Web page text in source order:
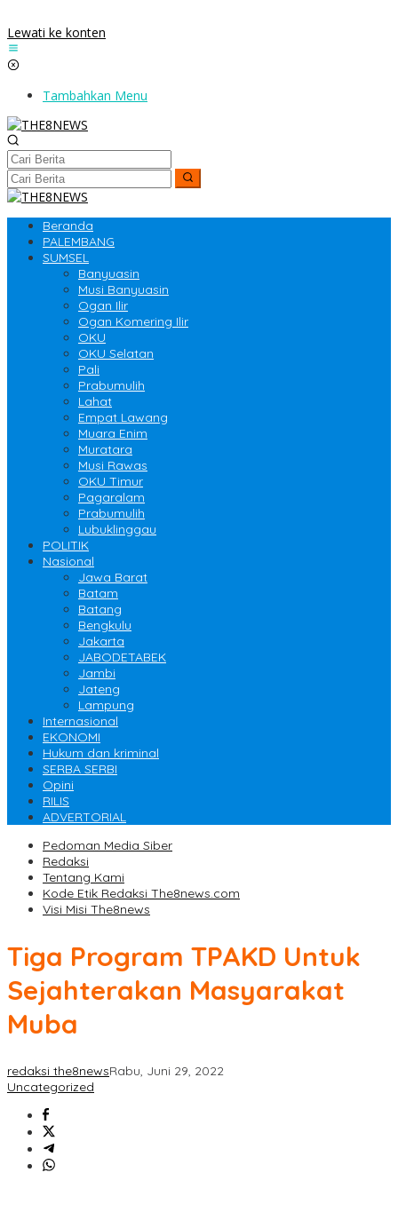
Lewati ke konten
Tambahkan Menu
Beranda
PALEMBANG
SUMSEL
Banyuasin
Musi Banyuasin
Ogan Ilir
Ogan Komering Ilir
OKU
OKU Selatan
Pali
Prabumulih
Lahat
Empat Lawang
Muara Enim
Muratara
Musi Rawas
OKU Timur
Pagaralam
Prabumulih
Lubuklinggau
POLITIK
Nasional
Jawa Barat
Batam
Batang
Bengkulu
Jakarta
JABODETABEK
Jambi
Jateng
Lampung
Internasional
EKONOMI
Hukum dan kriminal
SERBA SERBI
Opini
RILIS
ADVERTORIAL
Pedoman Media Siber
Redaksi
Tentang Kami
Kode Etik Redaksi The8news.com
Visi Misi The8news
Tiga Program TPAKD Untuk
Sejahterakan Masyarakat
Muba
redaksi the8newsRabu, Juni 29, 2022
Uncategorized